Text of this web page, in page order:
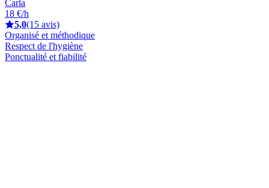
Carla
18 €/h
5,0(15 avis)
Organisé et méthodique
Respect de l'hygiène
Ponctualité et fiabilité